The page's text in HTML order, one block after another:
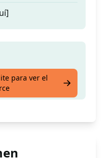
solo un clic!
para ver el